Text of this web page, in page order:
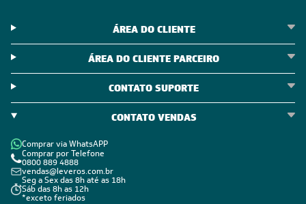
ÁREA DO CLIENTE
ÁREA DO CLIENTE PARCEIRO
CONTATO SUPORTE
CONTATO VENDAS
Comprar via WhatsAPP
Comprar por Telefone
0800 889 4888
vendas@leveros.com.br
Seg a Sex das 8h até as 18h
Sáb das 8h as 12h
*exceto feriados